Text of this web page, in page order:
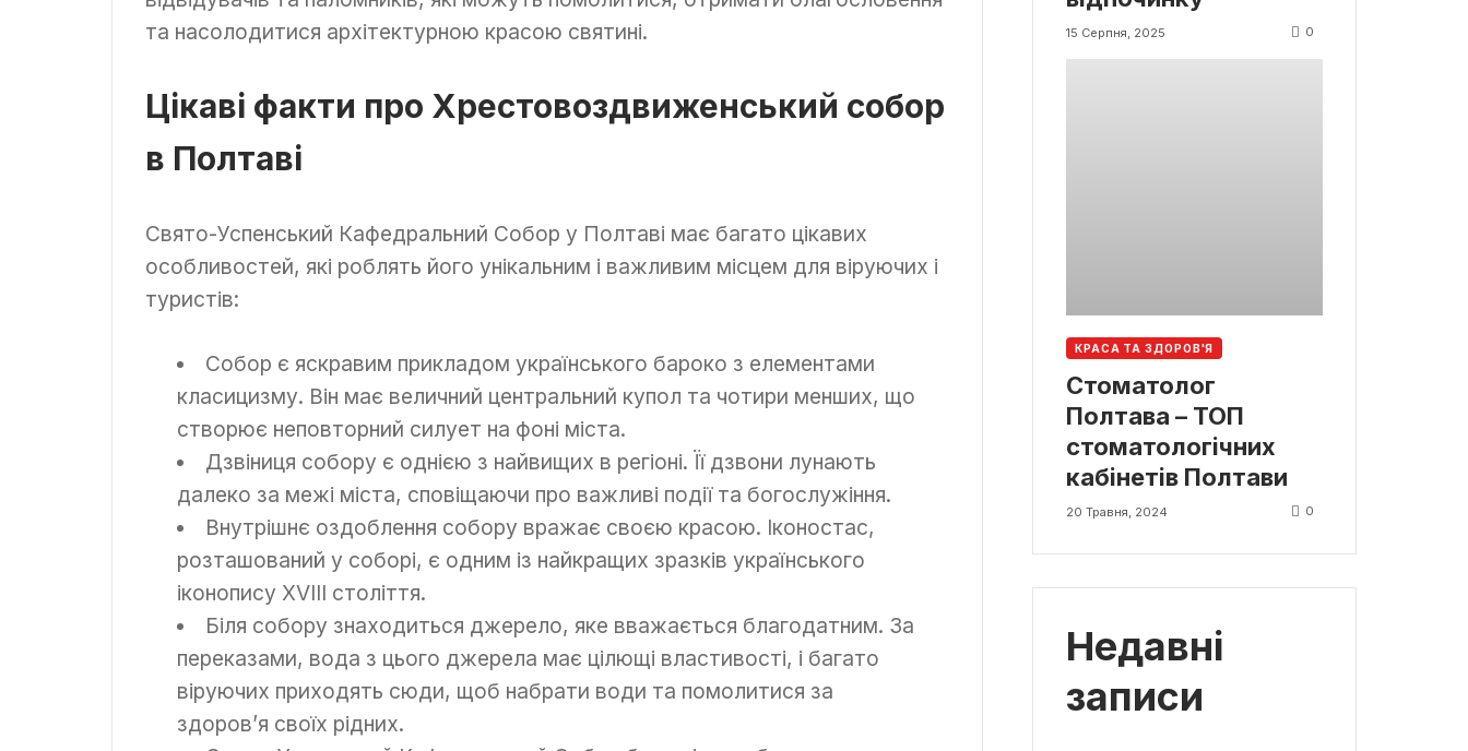
та насолодитися архітектурною красою святині.
Цікаві факти про Хрестовоздвиженський собор
в Полтаві
Свято-Успенський Кафедральний Собор у Полтаві має багато цікавих
особливостей, які роблять його унікальним і важливим місцем для віруючих і
туристів:
Собор є яскравим прикладом українського бароко з елементами
класицизму. Він має величний центральний купол та чотири менших, що
створює неповторний силует на фоні міста.
Дзвіниця собору є однією з найвищих в регіоні. Її дзвони лунають
далеко за межі міста, сповіщаючи про важливі події та богослужіння.
Внутрішнє оздоблення собору вражає своєю красою. Іконостас,
розташований у соборі, є одним із найкращих зразків українського
іконопису XVIII століття.
Біля собору знаходиться джерело, яке вважається благодатним. За
переказами, вода з цього джерела має цілющі властивості, і багато
віруючих приходять сюди, щоб набрати води та помолитися за
здоров’я своїх рідних.
15 Серпня, 2025 0
КРАСА ТА ЗДОРОВ'Я
Стоматолог
Полтава – ТОП
стоматологічних
кабінетів Полтави
20 Травня, 2024 0
Недавні
записи